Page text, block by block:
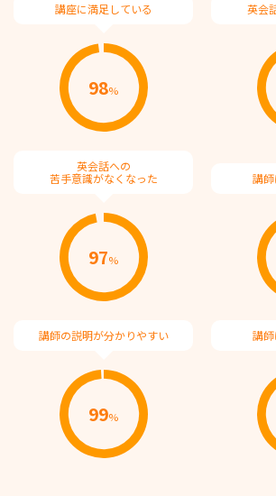
講座に満⾜している
98%
英会
英会話への
苦⼿意識がなくなった
97%
講
講師の説明が分かりやすい
99%
講